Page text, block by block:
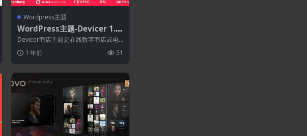
Wordpress主题
WordPress主题-Devicer 1.2.
6–电子.移动和技术商店WordP
ress主题
Devicer商店主题是在线数字商店或电
风格...1 年前 51